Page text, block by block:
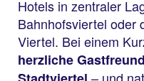
Hotels in zentraler
Bahnhofsviertel oder
Viertel. Bei einem
herzliche